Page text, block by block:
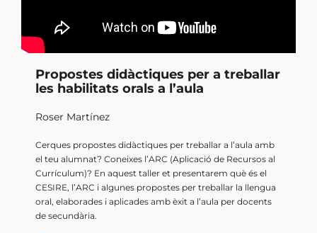
Propostes didàctiques per a treballar
les habilitats orals a l’aula
Roser Martínez
Cerques propostes didàctiques per treballar a l’aula amb
el teu alumnat? Coneixes l’ARC (Aplicació de Recursos al
Currículum)? En aquest taller et presentarem què és el
CESIRE, l’ARC i algunes propostes per treballar la llengua
oral, elaborades i aplicades amb èxit a l’aula per docents
de secundària.